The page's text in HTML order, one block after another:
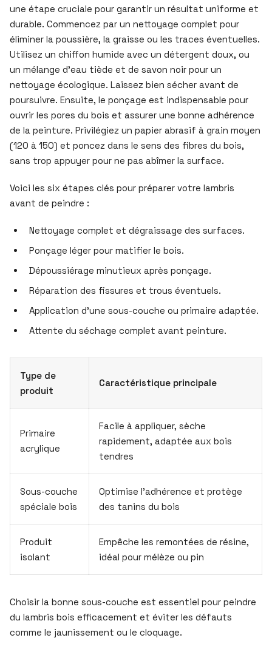
une étape cruciale pour garantir un résultat uniforme et
durable. Commencez par un nettoyage complet pour
éliminer la poussière, la graisse ou les traces éventuelles.
Utilisez un chiffon humide avec un détergent doux, ou
un mélange d’eau tiède et de savon noir pour un
nettoyage écologique. Laissez bien sécher avant de
poursuivre. Ensuite, le ponçage est indispensable pour
ouvrir les pores du bois et assurer une bonne adhérence
de la peinture. Privilégiez un papier abrasif à grain moyen
(120 à 150) et poncez dans le sens des fibres du bois,
sans trop appuyer pour ne pas abîmer la surface.
Voici les six étapes clés pour préparer votre lambris
avant de peindre :
Nettoyage complet et dégraissage des surfaces.
Ponçage léger pour matifier le bois.
Dépoussiérage minutieux après ponçage.
Réparation des fissures et trous éventuels.
Application d’une sous-couche ou primaire adaptée.
Attente du séchage complet avant peinture.
Type de
produit
Caractéristique principale
Primaire
acrylique
Facile à appliquer, sèche
rapidement, adaptée aux bois
tendres
Sous-couche
spéciale bois
Optimise l’adhérence et protège
des tanins du bois
Produit
isolant
Empêche les remontées de résine,
idéal pour mélèze ou pin
Choisir la bonne sous-couche est essentiel pour peindre
du lambris bois efficacement et éviter les défauts
comme le jaunissement ou le cloquage.